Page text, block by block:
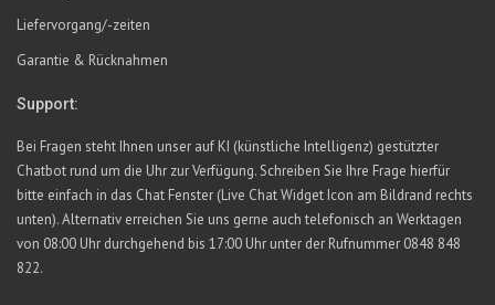
Liefervorgang/-zeiten
Garantie & Rücknahmen
Support:
Bei Fragen steht Ihnen unser auf KI (künstliche Intelligenz) gestützter
Chatbot rund um die Uhr zur Verfügung. Schreiben Sie Ihre Frage hierfür
bitte einfach in das Chat Fenster (Live Chat Widget Icon am Bildrand rechts
unten). Alternativ erreichen Sie uns gerne auch telefonisch an Werktagen
von 08:00 Uhr durchgehend bis 17:00 Uhr unter der Rufnummer 0848 848
822.